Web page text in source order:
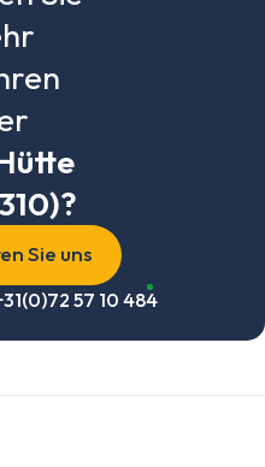
Sie uns
57 10 484